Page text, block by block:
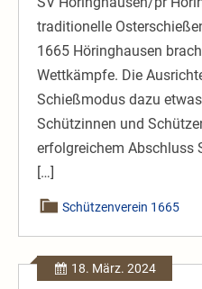
traditionelle
1665 Höringhausen
Wettkämpfe. Die
Schießmodus dazu
Schützinnen und
erfolgreichem Abschluss
[…]
Schützenverein 1665
18. März. 2024